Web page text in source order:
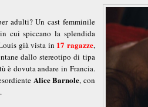
adulti? Un cast femminile
cui spiccano la splendida
già vista in 17 ragazze,
dallo stereotipo di tipa
è dovuta andare in Francia.
Alice Barnole, con